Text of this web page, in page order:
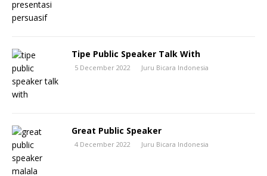
Tipe Public Speaker Talk With
5 December 2022 Juru Bicara Indonesia
Great Public Speaker
4 December 2022 Juru Bicara Indonesia